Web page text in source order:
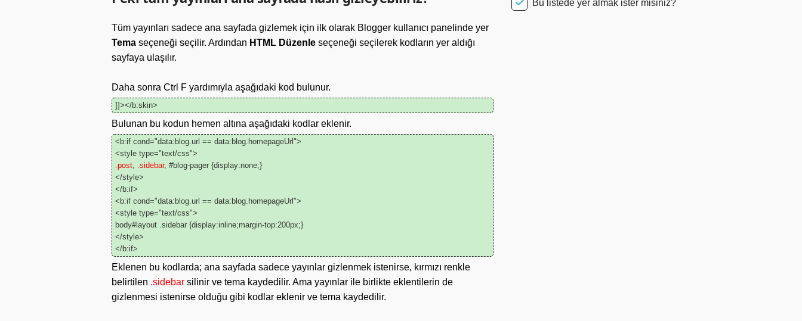
Tüm yayınları sadece ana sayfada gizlemek için ilk olarak Blogger kullanıcı panelinde yer
Tema seçeneği seçilir. Ardından HTML Düzenle seçeneği seçilerek kodların yer aldığı
sayfaya ulaşılır.
Daha sonra Ctrl F yardımıyla aşağıdaki kod bulunur.
]]></b:skin>
Bulunan bu kodun hemen altına aşağıdaki kodlar eklenir.
<b:if cond="data:blog.url == data:blog.homepageUrl">
<style type="text/css">
.post, .sidebar, #blog-pager {display:none;}
</style>
</b:if>
<b:if cond="data:blog.url == data:blog.homepageUrl">
<style type="text/css">
body#layout .sidebar {display:inline;margin-top:200px;}
</style>
</b:if>
Eklenen bu kodlarda; ana sayfada sadece yayınlar gizlenmek istenirse, kırmızı renkle
belirtilen .sidebar silinir ve tema kaydedilir. Ama yayınlar ile birlikte eklentilerin de
gizlenmesi istenirse olduğu gibi kodlar eklenir ve tema kaydedilir.
Bu listede yer almak ister misiniz?